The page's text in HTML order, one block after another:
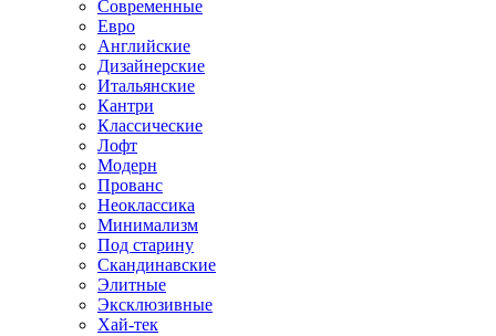
Современные
Евро
Английские
Дизайнерские
Итальянские
Кантри
Классические
Лофт
Модерн
Прованс
Неоклассика
Минимализм
Под старину
Скандинавские
Элитные
Эксклюзивные
Хай-тек